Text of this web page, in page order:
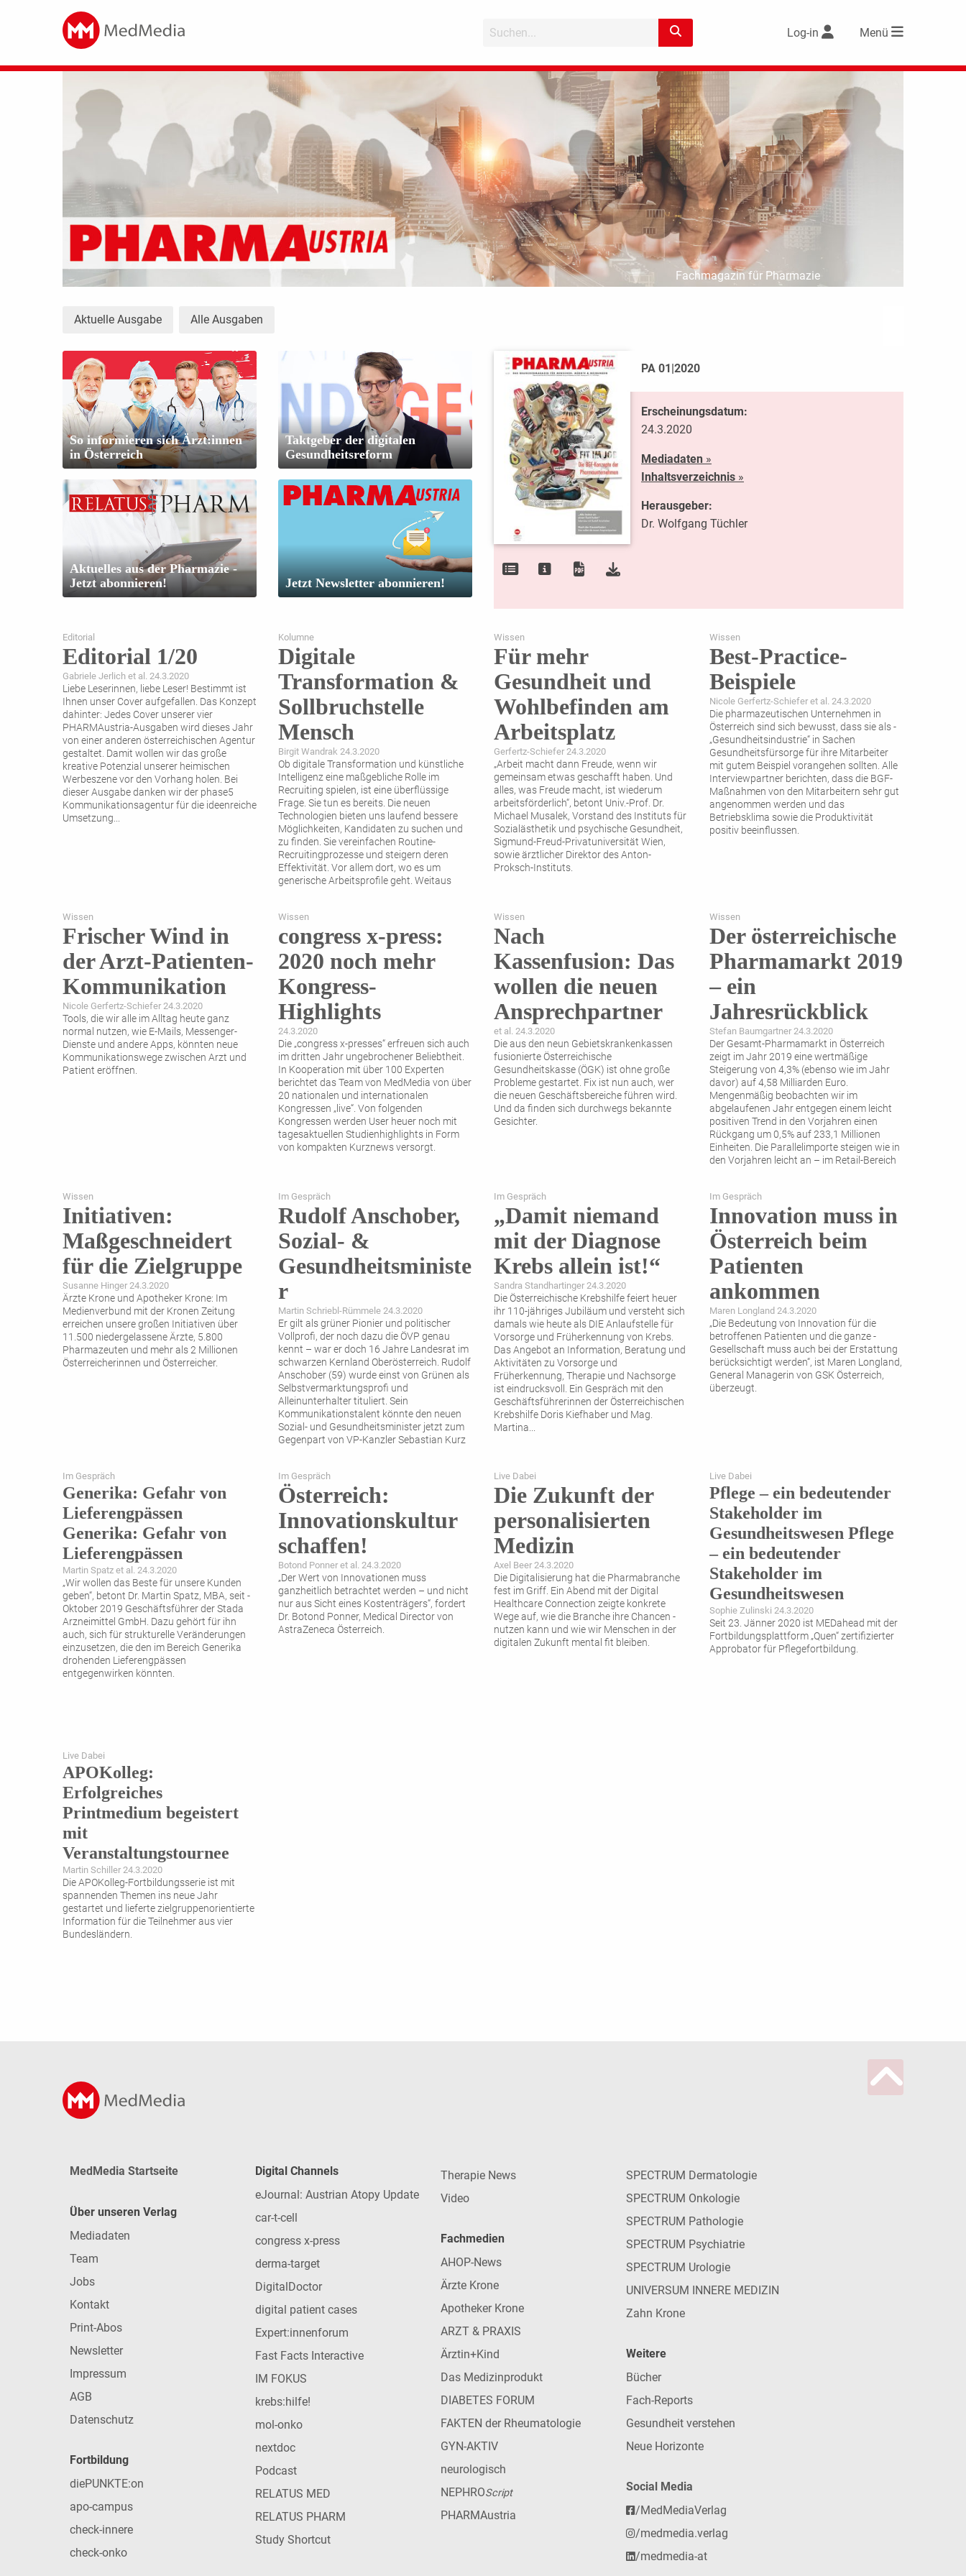
Log-in Menü
Fachmagazin für Pharmazie
Aktuelle Ausgabe Alle Ausgaben
So informieren sich Ärzt:innen
in Österreich
Taktgeber der digitalen
Gesundheitsreform
Aktuelles aus der Pharmazie -
Jetzt abonnieren!
Jetzt Newsletter abonnieren!
PA 01|2020
Erscheinungsdatum:
24.3.2020
Mediadaten»
Inhaltsverzeichnis»
Herausgeber:
Dr. Wolfgang Tüchler
Editorial
Editorial 1/20
Gabriele Jerlich et al. 24.3.2020
Liebe Leserinnen, liebe Leser! Bestimmt ist
Ihnen unser Cover aufgefallen. Das Konzept
dahinter: Jedes Cover unserer vier
PHARMAustria-Ausgaben wird dieses Jahr
von einer anderen österreichischen Agentur
gestaltet. Damit wollen wir das große
kreative Potenzial unserer heimischen
Werbeszene vor den Vorhang holen. Bei
dieser Ausgabe danken wir der phase5
Kommunikationsagentur für die ideenreiche
Umsetzung...
Kolumne
Digitale
Transformation &
Sollbruchstelle
Mensch
Birgit Wandrak 24.3.2020
Ob digitale Transformation und künstliche
Intelligenz eine maßgebliche Rolle im
Recruiting spielen, ist eine überflüssige
Frage. Sie tun es bereits. Die neuen
Technologien bieten uns laufend bessere
Möglichkeiten, Kandidaten zu suchen und
zu finden. Sie vereinfachen Routine-
Recruitingprozesse und steigern deren
Effektivität. Vor allem dort, wo es um
generische Arbeitsprofile geht. Weitaus
Wissen
Für mehr
Gesundheit und
Wohlbefinden am
Arbeitsplatz
Gerfertz-Schiefer 24.3.2020
„Arbeit macht dann Freude, wenn wir
gemeinsam etwas geschafft haben. Und
alles, was Freude macht, ist wiederum
arbeitsförderlich“, betont Univ.-Prof. Dr.
Michael ­Musalek, Vorstand des Instituts für
Sozialästhetik und psychische Gesundheit,
Sigmund-Freud-­Privatuniversität Wien,
sowie ärztlicher Direktor des Anton-
Proksch-Instituts.
Wissen
Best-Practice-
Beispiele
Nicole Gerfertz-Schiefer et al. 24.3.2020
Die pharmazeutischen Unternehmen in
Österreich sind sich bewusst, dass sie als ­
„Gesundheitsindustrie“ in Sachen
Gesundheitsfürsorge für ihre Mitarbeiter
mit gutem ­Beispiel vorangehen sollten. Alle
Interviewpartner berichten, dass die BGF-
Maßnahmen von den Mitarbeitern sehr gut
angenommen werden und das
Betriebsklima sowie die Produktivität
positiv beeinflussen.
Wissen
Frischer Wind in
der Arzt-Patienten-
Kommunikation
Nicole Gerfertz-Schiefer 24.3.2020
Tools, die wir alle im Alltag heute ganz
normal nutzen, wie E-Mails, Messenger-
Dienste und andere Apps, könnten neue
Kommunikationswege zwischen Arzt und
Patient eröffnen.
Wissen
congress x-press:
2020 noch mehr
Kongress-
Highlights
24.3.2020
Die „congress x-presses“ erfreuen sich auch
im dritten Jahr ­ungebrochener Beliebtheit.
In ­Kooperation mit über 100 Experten
berichtet das Team von MedMedia von über
20 nationalen und internationalen
Kongressen „live“. Von folgenden
Kongressen werden User heuer noch mit
tagesaktuellen Studienhighlights in Form
von kompakten Kurznews versorgt.
Wissen
Nach
Kassenfusion: Das
wollen die neuen
Ansprechpartner
et al. 24.3.2020
Die aus den neun Gebietskrankenkassen
fusionierte Österreichische
Gesundheitskasse (ÖGK) ist ohne große
Probleme gestartet. Fix ist nun auch, wer
die neuen Geschäfts­bereiche führen wird.
Und da finden sich durchwegs bekannte
Gesichter.
Wissen
Der österreichische
Pharmamarkt 2019
– ein
Jahresrückblick
Stefan Baumgartner 24.3.2020
Der Gesamt-Pharmamarkt in Österreich
zeigt im Jahr 2019 eine wertmäßige
Steigerung von 4,3% (ebenso wie im Jahr
davor) auf 4,58 Milliarden Euro.
Mengenmäßig beobachten wir im
abgelaufenen Jahr entgegen einem leicht
positiven Trend in den Vorjahren einen
Rückgang um 0,5% auf 233,1 Millionen
Einheiten. Die Parallelimporte steigen wie in
den Vorjahren leicht an – im Retail-Bereich
Wissen
Initiativen:
Maßgeschneidert
für die Zielgruppe
Susanne Hinger 24.3.2020
Ärzte Krone und Apotheker Krone: Im
Medienverbund mit der Kronen Zeitung
erreichen ­unsere großen Initiativen über
11.500 niedergelassene Ärzte, 5.800
Pharmazeuten und mehr als 2 Millionen
Österreicherinnen und Österreicher.
Im Gespräch
Rudolf Anschober,
Sozial- &
Gesundheitsministe
r
Martin Schriebl-Rümmele 24.3.2020
Er gilt als grüner Pionier und politischer
Vollprofi, der noch dazu die ÖVP genau
kennt – war er doch 16 Jahre Landesrat im
schwarzen Kernland Oberösterreich. Rudolf
Anschober (59) wurde einst von Grünen als
Selbstvermarktungsprofi und
Alleinunterhalter tituliert. Sein
Kommunikationstalent könnte den neuen
Sozial- und Gesundheitsminister jetzt zum
Gegenpart von VP-Kanzler Sebastian Kurz
Im Gespräch
„Damit niemand
mit der Diagnose
Krebs allein ist!“
Sandra Standhartinger 24.3.2020
Die Österreichische Krebshilfe feiert heuer
ihr 110-jähriges Jubiläum und versteht sich
damals wie heute als DIE Anlaufstelle für
Vorsorge und Früherkennung von Krebs.
Das ­Angebot an Information, Beratung und
Aktivitäten zu Vorsorge und
Früherkennung, ­Therapie und Nachsorge
ist eindrucksvoll. Ein Gespräch mit den
Geschäftsführerinnen der Österreichischen
Krebshilfe Doris Kiefhaber und Mag.
Martina...
Im Gespräch
Innovation muss in
Österreich beim
Patienten
ankommen
Maren Longland 24.3.2020
„Die Bedeutung von Innovation für die
betroffenen Patienten und die ganze ­
Gesellschaft muss auch bei der Erstattung
berücksichtigt werden“, ist Maren Longland,
General ­Managerin von GSK Österreich,
überzeugt.
Im Gespräch
Generika: Gefahr von
Lieferengpässen
Generika: Gefahr von
Lieferengpässen
Martin Spatz et al. 24.3.2020
„Wir wollen das Beste für unsere Kunden
geben“, betont Dr. Martin Spatz, MBA, seit ­
Oktober 2019 Geschäftsführer der Stada
Arzneimittel GmbH. Dazu gehört für ihn
auch, sich für strukturelle Veränderungen
einzusetzen, die den im Bereich Generika
drohenden Lieferengpässen
entgegenwirken könnten.
Im Gespräch
Österreich:
Innovationskultur
schaffen!
Botond Ponner et al. 24.3.2020
„Der Wert von Innovationen muss
ganzheitlich betrachtet werden – und nicht
nur aus Sicht eines Kostenträgers“, fordert
Dr. Botond Ponner, Medical Director von
AstraZeneca Österreich.
Live Dabei
Die Zukunft der
personalisierten
Medizin
Axel Beer 24.3.2020
Die Digitalisierung hat die Pharmabranche
fest im Griff. Ein Abend mit der Digital
Healthcare Connection zeigte konkrete
Wege auf, wie die Branche ihre Chancen ­
nutzen kann und wie wir Menschen in der
digitalen Zukunft mental fit bleiben.
Live Dabei
Pflege – ein bedeutender
Stakeholder im
Gesundheitswesen Pflege
– ein bedeutender
Stakeholder im
Gesundheitswesen
Sophie Zulinski 24.3.2020
Seit 23. Jänner 2020 ist MEDahead mit der
Fortbildungsplattform „Quen“ zertifizierter
Approbator für Pflegefortbildung.
Live Dabei
APOKolleg:
Erfolgreiches
Printmedium begeistert
mit
Veranstaltungstournee
Martin Schiller 24.3.2020
Die APOKolleg-Fortbildungsserie ist mit
spannenden Themen ins neue Jahr
gestartet und lieferte zielgruppenorientierte
Information für die Teilnehmer aus vier
Bundesländern.
MedMedia Startseite
Über unseren Verlag
Mediadaten
Team
Jobs
Kontakt
Print-Abos
Newsletter
Impressum
AGB
Datenschutz
Fortbildung
diePUNKTE:on
apo-campus
check-innere
check-onko
Digital Channels
eJournal: Austrian Atopy Update
car-t-cell
congress x-press
derma-target
DigitalDoctor
digital patient cases
Expert:innenforum
Fast Facts Interactive
IM FOKUS
krebs:hilfe!
mol-onko
nextdoc
Podcast
RELATUS MED
RELATUS PHARM
Study Shortcut
Therapie News
Video
Fachmedien
AHOP-News
Ärzte Krone
Apotheker Krone
ARZT & PRAXIS
Ärztin+Kind
Das Medizinprodukt
DIABETES FORUM
FAKTEN der Rheumatologie
GYN-AKTIV
neurologisch
NEPHROScript
PHARMAustria
SPECTRUM Dermatologie
SPECTRUM Onkologie
SPECTRUM Pathologie
SPECTRUM Psychiatrie
SPECTRUM Urologie
UNIVERSUM INNERE MEDIZIN
Zahn Krone
Weitere
Bücher
Fach-Reports
Gesundheit verstehen
Neue Horizonte
Social Media
/MedMediaVerlag
/medmedia.verlag
/medmedia-at